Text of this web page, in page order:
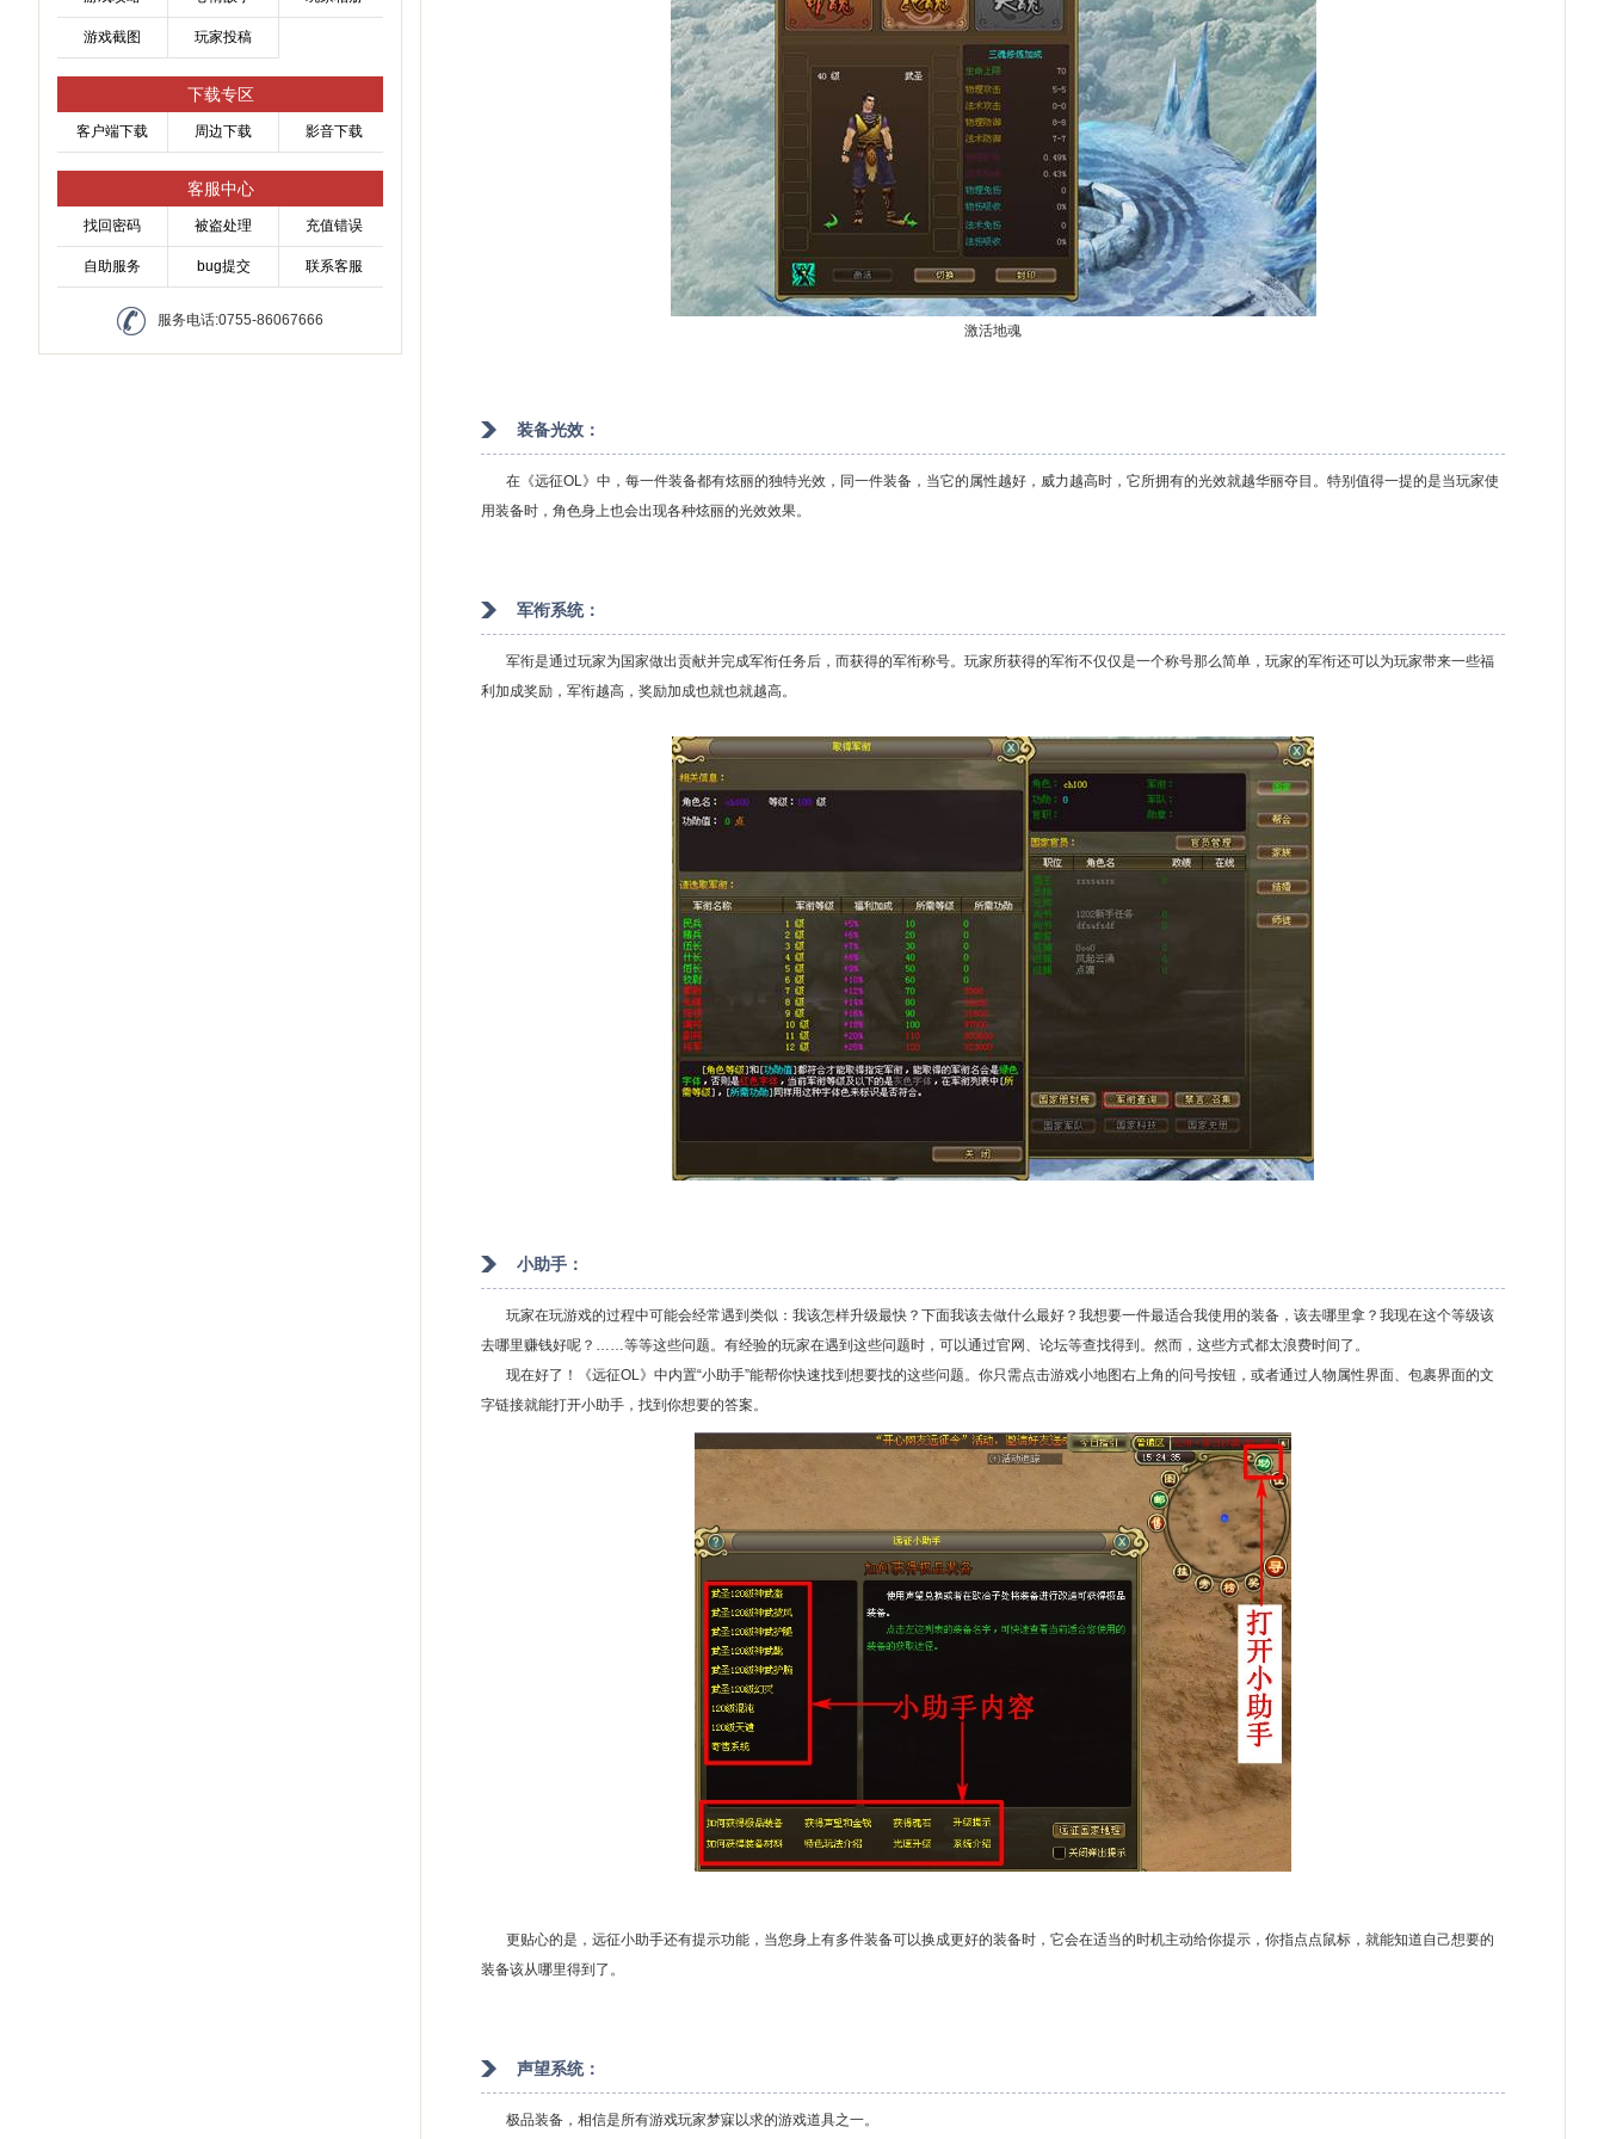
游戏截图 玩家投稿
下载专区
客户端下载 周边下载 影音下载
客服中心
找回密码 被盗处理 充值错误
自助服务 bug提交 联系客服
服务电话:0755-86067666
激活地魂
装备光效 ：
在《远征OL》中，每一件装备都有炫丽的独特光效，同一件装备，当它的属性越好，威力越高时，它所拥有的光效就越华丽夺目。特别值得一提的是当玩家使
用装备时，角色身上也会出现各种炫丽的光效效果。
军衔系统：
军衔是通过玩家为国家做出贡献并完成军衔任务后，而获得的军衔称号。玩家所获得的军衔不仅仅是一个称号那么简单，玩家的军衔还可以为玩家带来一些福
利加成奖励，军衔越高，奖励加成也就也就越高。
小助手：
玩家在玩游戏的过程中可能会经常遇到类似：我该怎样升级最快？下面我该去做什么最好？我想要一件最适合我使用的装备，该去哪里拿？我现在这个等级该
去哪里赚钱好呢？……等等这些问题。有经验的玩家在遇到这些问题时，可以通过官网、论坛等查找得到。然而，这些方式都太浪费时间了。
现在好了！《远征OL》中内置“小助手”能帮你快速找到想要找的这些问题。你只需点击游戏小地图右上角的问号按钮，或者通过人物属性界面、包裹界面的文
字链接就能打开小助手，找到你想要的答案。
更贴心的是，远征小助手还有提示功能，当您身上有多件装备可以换成更好的装备时，它会在适当的时机主动给你提示，你指点点鼠标，就能知道自己想要的
装备该从哪里得到了。
声望系统：
极品装备，相信是所有游戏玩家梦寐以求的游戏道具之一。